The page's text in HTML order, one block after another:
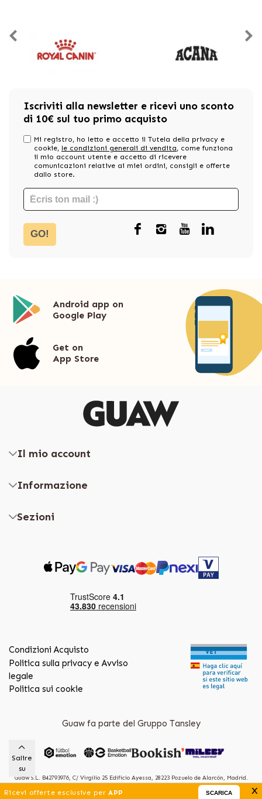
Iscriviti alla newsletter e ricevi uno sconto
di 10€ sul tuo primo acquisto
Mi registro, ho letto e accetto il Tutela della privacy e
cookie, le condizioni generali di vendita, come funziona
il mio account utente e accetto di ricevere
comunicazioni relative ai miei ordini, consigli e offerte
dallo store.
GO!
Ricevi offerte esclusive perAPP SCARICA x
Android app on
Google Play
Get on
App Store
Il mio account
Informazione
Sezioni
Condizioni Acquisto
Politica sulla privacy e Avviso
legale
Politica sui cookie
Guaw fa parte del Gruppo Tansley
Guaw S.L. B42793976, C/ Virgilio 25 Edificio Ayessa, 28223 Pozuelo de Alarcón, Madrid.
Salire
su